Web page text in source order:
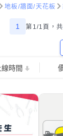
地板/牆面/天花板
1 第1/1頁， 共
線時間